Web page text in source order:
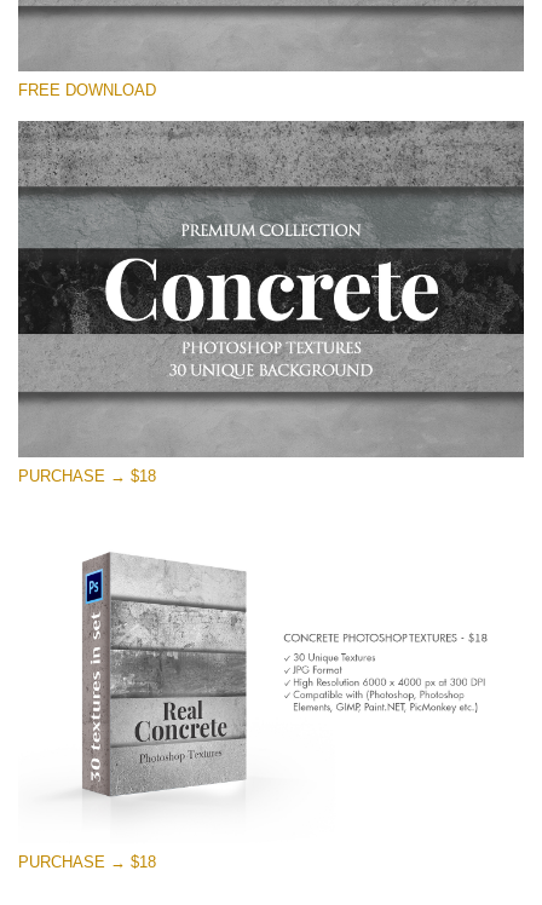
Выберите Вариант
Small 800*533px
Concrete Textures
(30 Overlays)
Large 6000*4000px
Entire Collection
(1783 Overlays)
Large 6000*4000px
Скачать Бесплатно
FREE DOWNLOAD
PURCHASE → $18
PURCHASE → $18